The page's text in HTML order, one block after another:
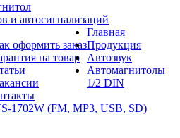
и автосигнализаций
оформить заказ
на товар
Главная
Продукция
Автозвук
Автомагнитолы
1/2 DIN